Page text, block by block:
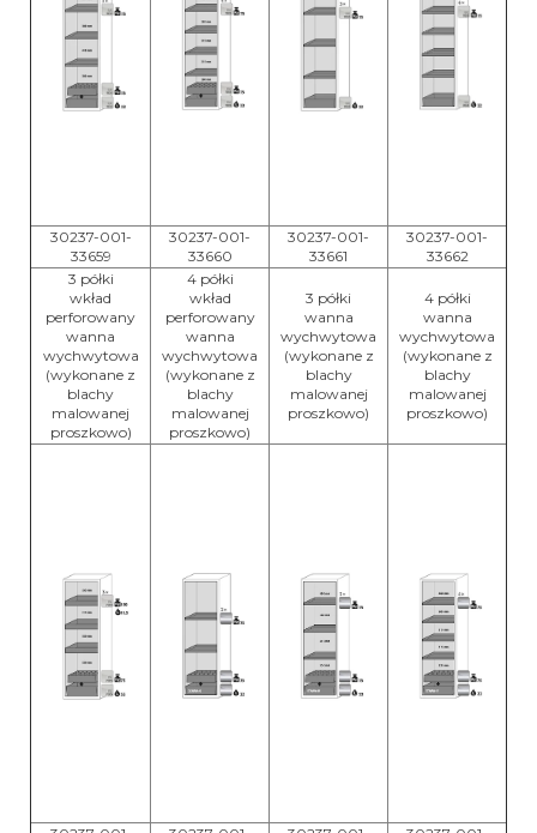
30237-001-
33659
30237-001-
33660
30237-001-
33661
30237-001-
33662
3 półki
wkład
perforowany
wanna
wychwytowa
(wykonane z
blachy
malowanej
proszkowo)
4 półki
wkład
perforowany
wanna
wychwytowa
(wykonane z
blachy
malowanej
proszkowo)
3 półki
wanna
wychwytowa
(wykonane z
blachy
malowanej
proszkowo)
4 półki
wanna
wychwytowa
(wykonane z
blachy
malowanej
proszkowo)